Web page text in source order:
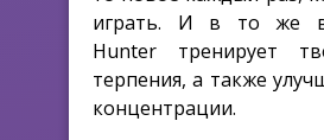
играть. И в то же
Hunter тренирует
терпения, а также
концентрации.